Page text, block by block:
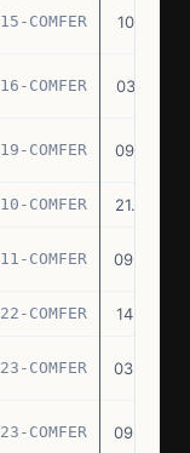
15-COMFER 10.10.74
16-COMFER 03.12.74
19-COMFER 09.01.75
10-COMFER 21.03.75
11-COMFER 09.04.75
22-COMFER 14.07.75
23-COMFER 03.09.75
23-COMFER 09.09.75